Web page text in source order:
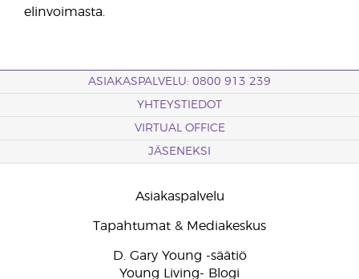
elinvoimasta.
ASIAKASPALVELU: 0800 913 239
YHTEYSTIEDOT
VIRTUAL OFFICE
JÄSENEKSI
Asiakaspalvelu
Tapahtumat & Mediakeskus
D. Gary Young -säätiö
Young Living- Blogi